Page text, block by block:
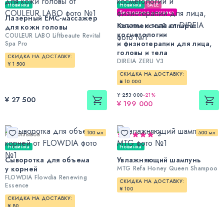
Новинка
Лазерный ЕМС-массажер
для кожи головы
COULEUR LABO Liftbeaute Revital
Spa Pro
СКИДКА НА ДОСТАВКУ:
¥ 1 500
¥ 27 500
Новинка
SALE
Бесплатная доставка
Комплексный аппарат
косметологии
и физиотерапии для лица,
головы и тела
DIREIA ZERU V3
СКИДКА НА ДОСТАВКУ:
¥ 10 000
¥ 253 000-21 %
¥ 199 000
100 мл
Нет отзывов
Новинка
Сыворотка для объема
у корней
FLOWDIA Flowdia Renewing
Essence
СКИДКА НА ДОСТАВКУ:
500 мл
3
Новинка
Увлажняющий шампунь
MTG Refa Honey Queen Shampoo
СКИДКА НА ДОСТАВКУ:
¥ 100